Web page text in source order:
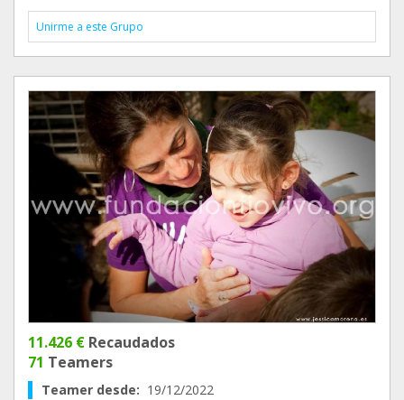
Unirme a este Grupo
11.426 € Recaudados
71 Teamers
Teamer desde: 19/12/2022